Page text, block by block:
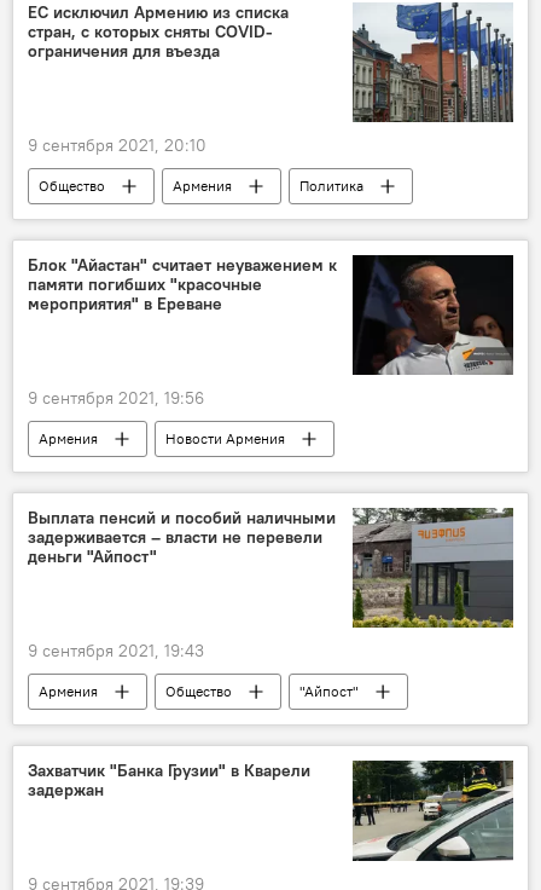
ЕС исключил Армению из списка
стран, с которых сняты COVID-
ограничения для въезда
9 сентября 2021, 20:10
Общество Армения
Политика
ЕС
коронавирус въезд
Блок "Айастан" считает неуважением к
памяти погибших "красочные
мероприятия" в Ереване
9 сентября 2021, 19:56
Армения
Новости Армения
Роберт Кочарян
Выплата пенсий и пособий наличными
задерживается – власти не перевели
деньги "Айпост"
9 сентября 2021, 19:43
Армения Общество
"Айпост"
пенсии
Захватчик "Банка Грузии" в Кварели
задержан
9 сентября 2021, 19:39